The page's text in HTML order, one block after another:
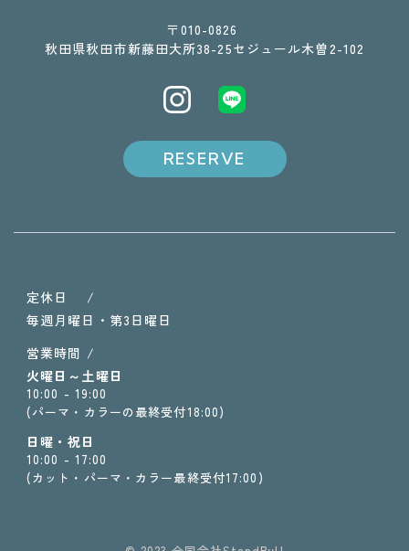
〒010-0826 ​​​​​​​
​​​​​​​秋田県秋田市新藤田大所38-25セジュール木曽2-102
RESERVE
定休日 /
毎週月曜日・第3日曜日
営業時間 /
火曜日～土曜日
10:00 - 19:00
(パーマ・カラーの最終受付18:00)
日曜・祝日
10:00 - 17:00
(カット・パーマ・カラー最終受付17:00)